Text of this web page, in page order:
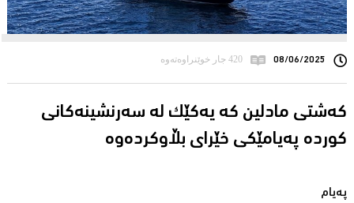
08/06/2025 420 جار خوێنراوەتەوە
كه‌شتی مادلین كه‌ یه‌كێك له‌ سه‌رنشینه‌كانی
په‌یام